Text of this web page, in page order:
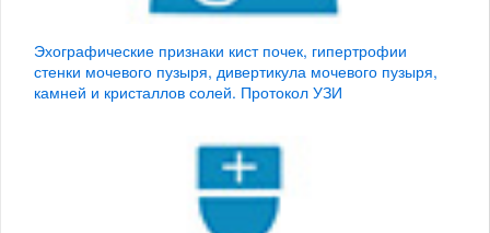
Эхографические признаки кист почек, гипертрофии
стенки мочевого пузыря, дивертикула мочевого пузыря,
камней и кристаллов солей. Протокол УЗИ